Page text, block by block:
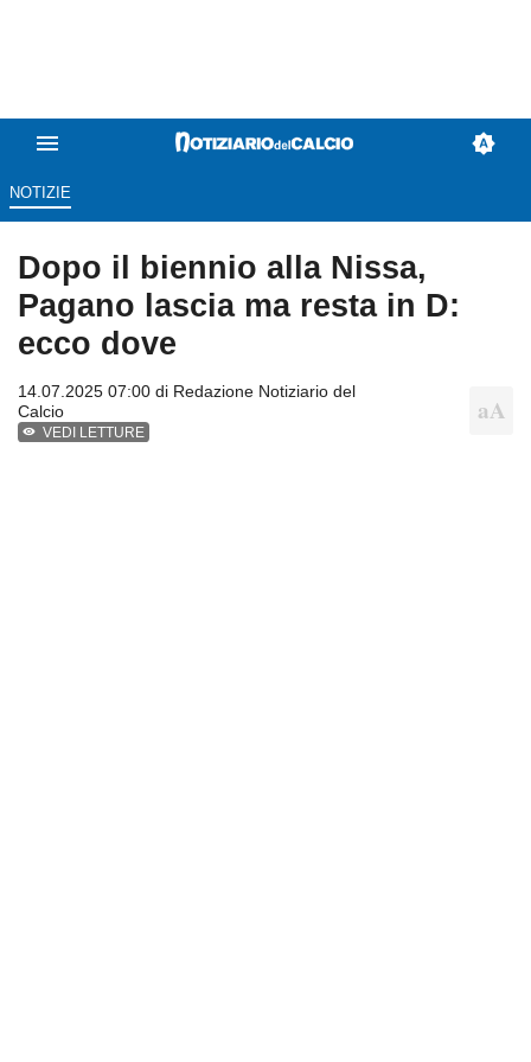
NOTIZIE
Dopo il biennio alla Nissa,
Pagano lascia ma resta in D:
ecco dove
14.07.2025 07:00 di Redazione Notiziario del
Calcio
VEDI LETTURE